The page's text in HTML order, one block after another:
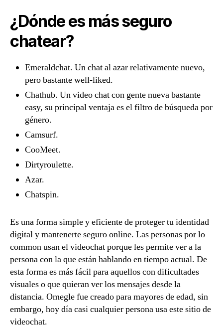
¿Dónde es más seguro
chatear?
Emeraldchat. Un chat al azar relativamente nuevo,
pero bastante well-liked.
Chathub. Un video chat con gente nueva bastante
easy, su principal ventaja es el filtro de búsqueda por
género.
Camsurf.
CooMeet.
Dirtyroulette.
Azar.
Chatspin.
Es una forma simple y eficiente de proteger tu identidad
digital y mantenerte seguro online. Las personas por lo
common usan el videochat porque les permite ver a la
persona con la que están hablando en tiempo actual. De
esta forma es más fácil para aquellos con dificultades
visuales o que quieran ver los mensajes desde la
distancia. Omegle fue creado para mayores de edad, sin
embargo, hoy día casi cualquier persona usa este sitio de
videochat.